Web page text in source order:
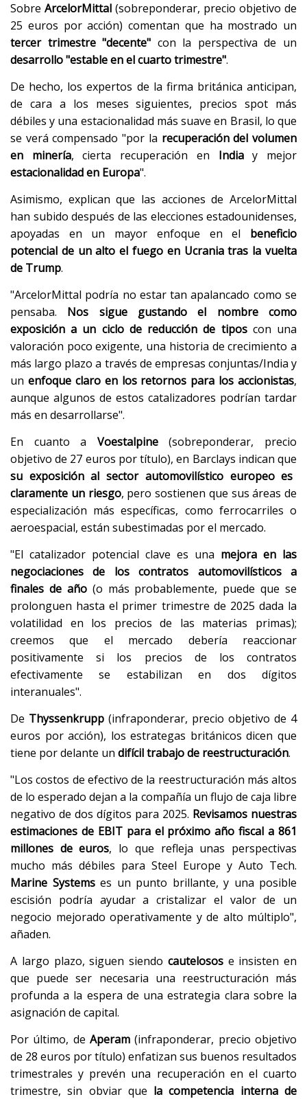
Sobre ArcelorMittal (sobreponderar, precio objetivo de
25 euros por acción) comentan que ha mostrado un
tercer trimestre "decente" con la perspectiva de un
desarrollo "estable en el cuarto trimestre".
De hecho, los expertos de la firma británica anticipan,
de cara a los meses siguientes, precios spot más
débiles y una estacionalidad más suave en Brasil, lo que
se verá compensado "​​por la recuperación del volumen
en minería, cierta recuperación en Indiay mejor
estacionalidad en Europa".
Asimismo, explican que las acciones de ArcelorMittal
han subido después de las elecciones estadounidenses,
apoyadas en un mayor enfoque en el beneficio
potencial de un alto el fuego en Ucrania tras la vuelta
de Trump.
"ArcelorMittal podría no estar tan apalancado como se
pensaba. Nos sigue gustando el nombre como
exposición a un ciclo de reducción de tiposcon una
valoración poco exigente, una historia de crecimiento a
más largo plazo a través de empresas conjuntas/India y
un enfoque claro en los retornos para los accionistas,
aunque algunos de estos catalizadores podrían tardar
más en desarrollarse".
En cuanto a Voestalpine(sobreponderar, precio
objetivo de 27 euros por título), en Barclays indican que
su exposición al sector automovilístico europeo es
claramente un riesgo, pero sostienen que sus áreas de
especialización más específicas, como ferrocarriles o
aeroespacial, están subestimadas por el mercado.
"El catalizador potencial clave es una mejora en las
negociaciones de los contratos automovilísticos a
finales de año(o más probablemente, puede que se
prolonguen hasta el primer trimestre de 2025 dada la
volatilidad en los precios de las materias primas);
creemos que el mercado debería reaccionar
positivamente si los precios de los contratos
efectivamente se estabilizan en dos dígitos
interanuales".
De Thyssenkrupp (infraponderar, precio objetivo de 4
euros por acción), los estrategas británicos dicen que
tiene por delante un difícil trabajo de reestructuración.
"Los costos de efectivo de la reestructuración más altos
de lo esperado dejan a la compañía un flujo de caja libre
negativo de dos dígitos para 2025. Revisamos nuestras
estimaciones de EBIT para el próximo año fiscal a 861
millones de euros, lo que refleja unas perspectivas
mucho más débiles para Steel Europe y Auto Tech.
Marine Systemses un punto brillante, y una posible
escisión podría ayudar a cristalizar el valor de un
negocio mejorado operativamente y de alto múltiplo",
añaden.
A largo plazo, siguen siendo cautelosose insisten en
que puede ser necesaria una reestructuración más
profunda a la espera de una estrategia clara sobre la
asignación de capital.
Por último, de Aperam (infraponderar, precio objetivo
de 28 euros por título) enfatizan sus buenos resultados
trimestrales y prevén una recuperación en el cuarto
trimestre, sin obviar que la competencia interna de